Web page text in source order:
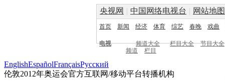
央视网 | 中国网络电视台 | 网站地图
首页 新闻 经济 体育 综艺 春晚 戏曲
电视 频道大全 栏目大全 节目大全
频道
栏目
EnglishEspañolFrançaisPусский
伦敦2012年奥运会官方互联网/移动平台转播机构